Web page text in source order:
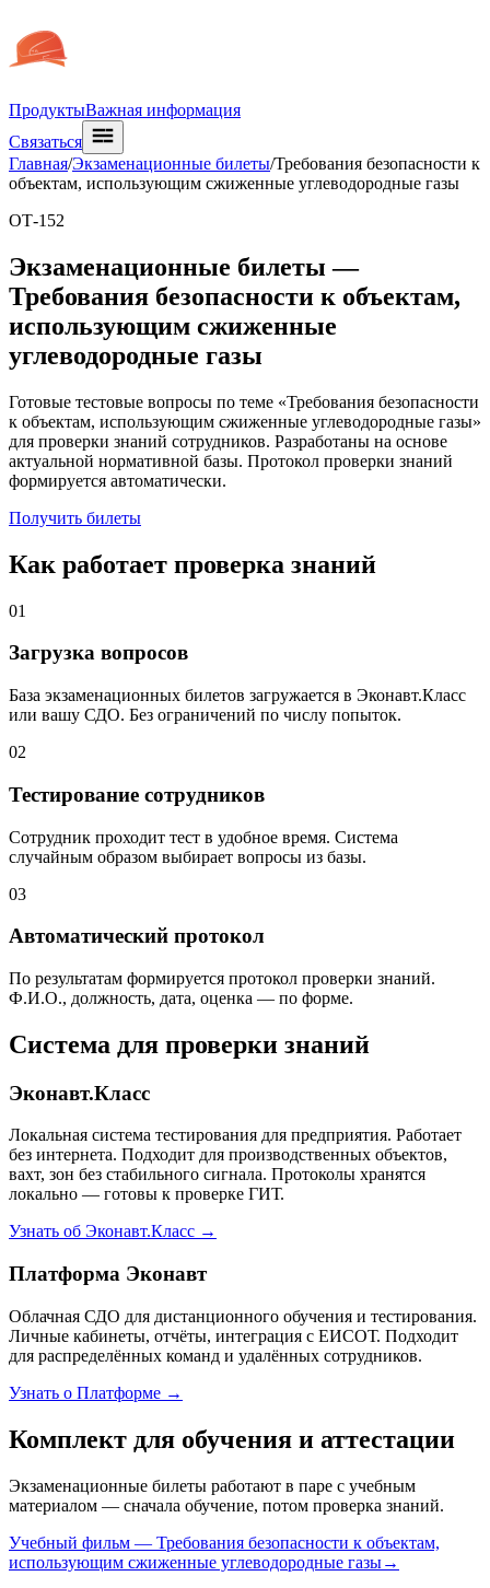
ПродуктыВажная информация
Связаться
Главная/Экзаменационные билеты/Требования безопасности к
объектам, использующим сжиженные углеводородные газы
ОТ-152
Экзаменационные билеты —
Требования безопасности к объектам,
использующим сжиженные
углеводородные газы
Готовые тестовые вопросы по теме «Требования безопасности
к объектам, использующим сжиженные углеводородные газы»
для проверки знаний сотрудников. Разработаны на основе
актуальной нормативной базы. Протокол проверки знаний
формируется автоматически.
Получить билеты
Как работает проверка знаний
01
Загрузка вопросов
База экзаменационных билетов загружается в Эконавт.Класс
или вашу СДО. Без ограничений по числу попыток.
02
Тестирование сотрудников
Сотрудник проходит тест в удобное время. Система
случайным образом выбирает вопросы из базы.
03
Автоматический протокол
По результатам формируется протокол проверки знаний.
Ф.И.О., должность, дата, оценка — по форме.
Система для проверки знаний
Эконавт.Класс
Локальная система тестирования для предприятия. Работает
без интернета. Подходит для производственных объектов,
вахт, зон без стабильного сигнала. Протоколы хранятся
локально — готовы к проверке ГИТ.
Узнать об Эконавт.Класс →
Платформа Эконавт
Облачная СДО для дистанционного обучения и тестирования.
Личные кабинеты, отчёты, интеграция с ЕИСОТ. Подходит
для распределённых команд и удалённых сотрудников.
Узнать о Платформе →
Комплект для обучения и аттестации
Экзаменационные билеты работают в паре с учебным
материалом — сначала обучение, потом проверка знаний.
Учебный фильм — Требования безопасности к объектам,
использующим сжиженные углеводородные газы→